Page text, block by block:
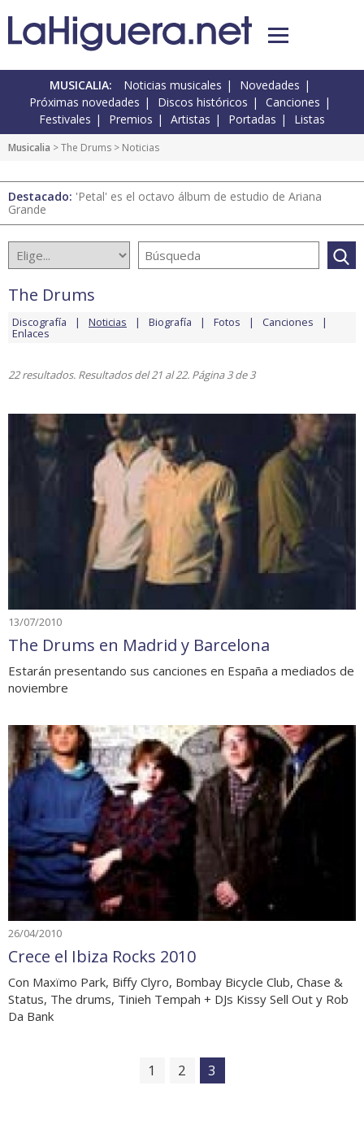
MUSICALIA: Noticias musicales
Novedades
Próximas novedades
Discos históricos
Canciones
Festivales
Premios Artistas Portadas Listas
Musicalia >The Drums > Noticias
Destacado: 'Petal' es el octavo álbum de estudio de Ariana
Grande
The Drums
Discografía Noticias Biografía Fotos Canciones
Enlaces
22 resultados. Resultados del 21 al 22. Página 3 de 3
13/07/2010
The Drums en Madrid y Barcelona
Estarán presentando sus canciones en España a mediados de
noviembre
26/04/2010
Crece el Ibiza Rocks 2010
Con Maxïmo Park, Biffy Clyro, Bombay Bicycle Club, Chase &
Status, The drums, Tinieh Tempah + DJs Kissy Sell Out y Rob
Da Bank
1 2 3